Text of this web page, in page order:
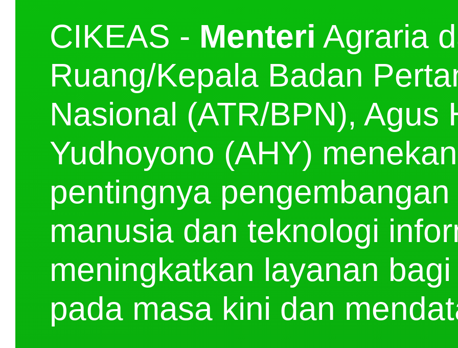
CIKEAS - Menteri Agraria
Ruang/Kepala Badan
Nasional (ATR/BPN), Agus
Yudhoyono (AHY)
pentingnya
manusia dan teknologi
meningkatkan layanan
pada masa kini dan